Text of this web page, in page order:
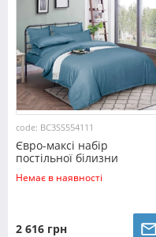
code: BC3SS554111
Євро-максі набір
постільної білизни
200*220 з Страйп Сатину з
простирадлом на резинці
Немає в наявності
2 616 грн